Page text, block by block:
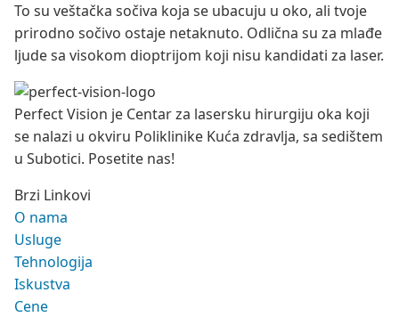
To su veštačka sočiva koja se ubacuju u oko, ali tvoje
prirodno sočivo ostaje netaknuto. Odlična su za mlađe
ljude sa visokom dioptrijom koji nisu kandidati za laser.
Perfect Vision je Centar za lasersku hirurgiju oka koji
se nalazi u okviru Poliklinike Kuća zdravlja, sa sedištem
u Subotici. Posetite nas!
Brzi Linkovi
O nama
Usluge
Tehnologija
Iskustva
Cene